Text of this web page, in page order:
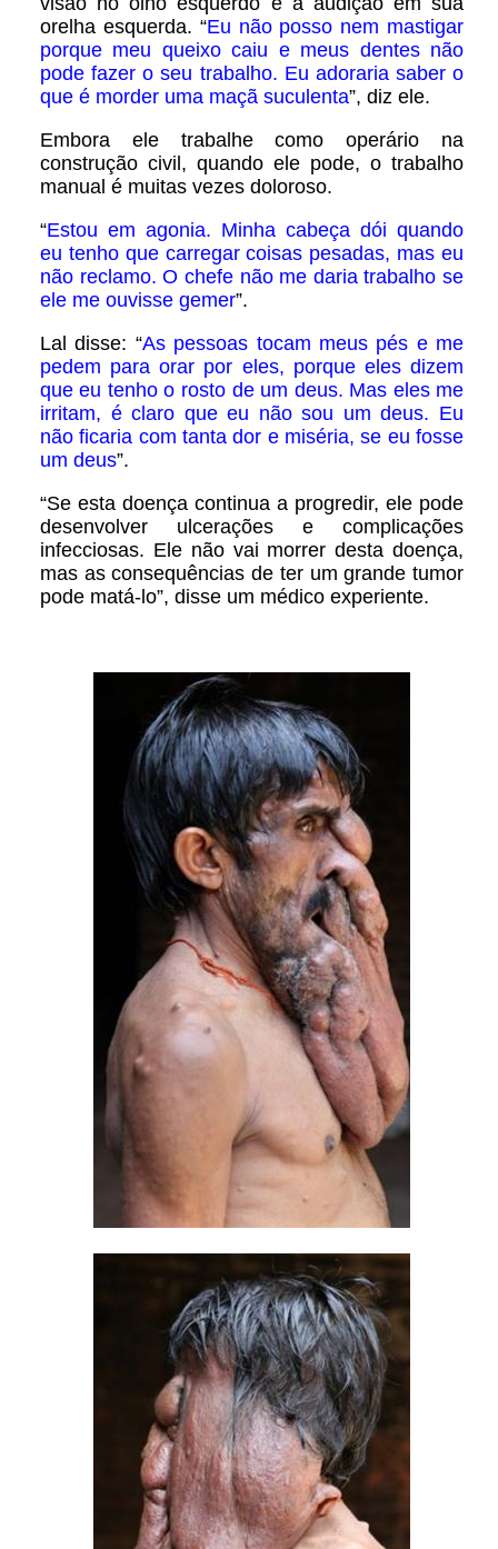
orelha esquerda. “Eu não posso nem mastigar
porque meu queixo caiu e meus dentes não
pode fazer o seu trabalho. Eu adoraria saber o
que é morder uma maçã suculenta”, diz ele.
Embora ele trabalhe como operário na
construção civil, quando ele pode, o trabalho
manual é muitas vezes doloroso.
“Estou em agonia. Minha cabeça dói quando
eu tenho que carregar coisas pesadas, mas eu
não reclamo. O chefe não me daria trabalho se
ele me ouvisse gemer”.
Lal disse: “As pessoas tocam meus pés e me
pedem para orar por eles, porque eles dizem
que eu tenho o rosto de um deus. Mas eles me
irritam, é claro que eu não sou um deus. Eu
não ficaria com tanta dor e miséria, se eu fosse
um deus”.
“Se esta doença continua a progredir, ele pode
desenvolver ulcerações e complicações
infecciosas. Ele não vai morrer desta doença,
mas as consequências de ter um grande tumor
pode matá-lo”, disse um médico experiente.